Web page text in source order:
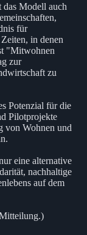
Modell auch
für
in denen
"Mitwohnen
zur
zu
Potenzial für die
Pilotprojekte
von Wohnen und
eine alternative
nachhaltige
auf dem